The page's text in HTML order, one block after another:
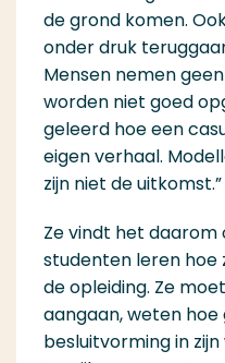
de grond komen.
onder druk
Mensen nemen
worden niet goed
geleerd hoe een
eigen verhaal.
zijn niet de uitkomst.”
Ze vindt het daarom
studenten leren hoe
de opleiding. Ze
aangaan, weten hoe
besluitvorming in